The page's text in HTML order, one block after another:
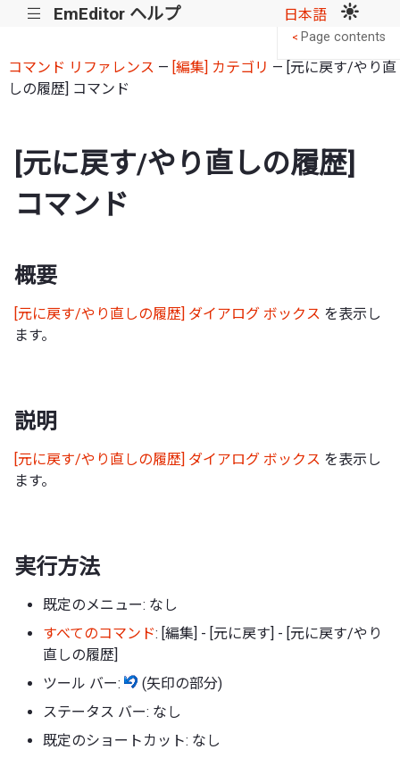
||| EmEditor ヘルプ 日本語
コマンド リファレンス — [編集] カテゴリ — [元に戻す/やり直
しの履歴] コマンド
[元に戻す/やり直しの履歴]
コマンド
概要
[元に戻す/やり直しの履歴] ダイアログ ボックス を表示し
ます。
説明
[元に戻す/やり直しの履歴] ダイアログ ボックス を表示し
ます。
実行方法
既定のメニュー: なし
すべてのコマンド: [編集] - [元に戻す] - [元に戻す/やり
直しの履歴]
ツール バー:
(矢印の部分)
ステータス バー: なし
既定のショートカット: なし
< Page contents